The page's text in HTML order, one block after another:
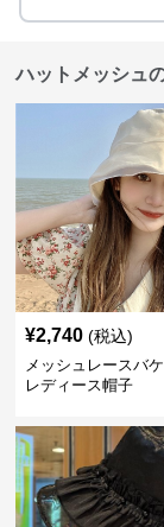
ハットメッシュ
¥2,740 (税込)
メッシュレースバ
レディース帽子